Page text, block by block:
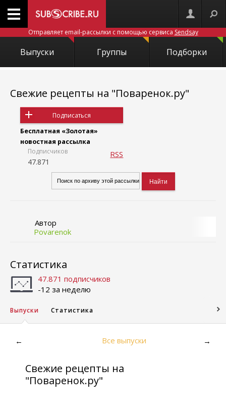
Отправляет email-рассылки с помощью сервиса Sendsay
Выпуски Группы Подборки
Свежие рецепты на "Поваренок.ру"
Подписаться
Бесплатная «Золотая»
новостная рассылка
Подписчиков
47.871
RSS
Автор
Povarenok
Статистика
47.871 подписчиков
-12 за неделю
Выпуски Статистика
← Все выпуски →
Свежие рецепты на
"Поваренок.ру"